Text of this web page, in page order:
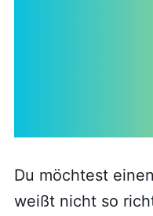
Du möchtest
weißt nicht so